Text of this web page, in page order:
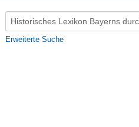
Audio
Erweiterte Suche